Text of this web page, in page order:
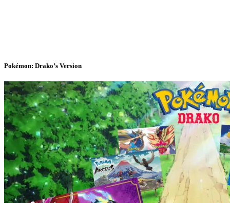
Pokémon: Drako’s Version